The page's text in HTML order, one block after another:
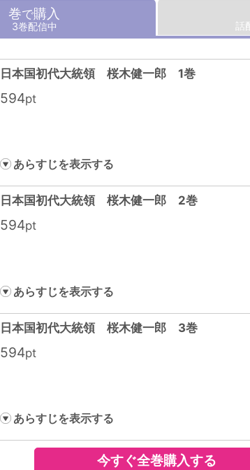
巻で購入
3巻配信中
話
日本国初代大統領 桜木健一郎 1巻
594pt
あらすじを表示する
日本国初代大統領 桜木健一郎 2巻
594pt
あらすじを表示する
日本国初代大統領 桜木健一郎 3巻
594pt
あらすじを表示する
今すぐ全巻購入する